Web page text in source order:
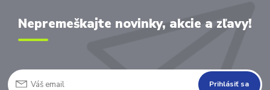
Nepremeškajte novinky, akcie a zľavy!
Prihlásiť sa